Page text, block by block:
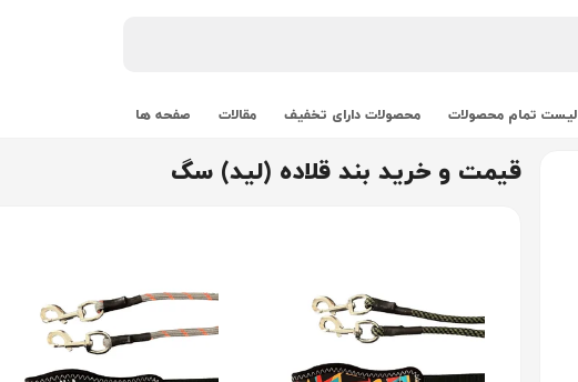
لیست تمام محصولات محصولات دارای تخفیف مقالات صفحه ها
قیمت و خرید بند قلاده (لید) سگ